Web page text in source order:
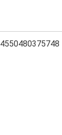
4550480375748